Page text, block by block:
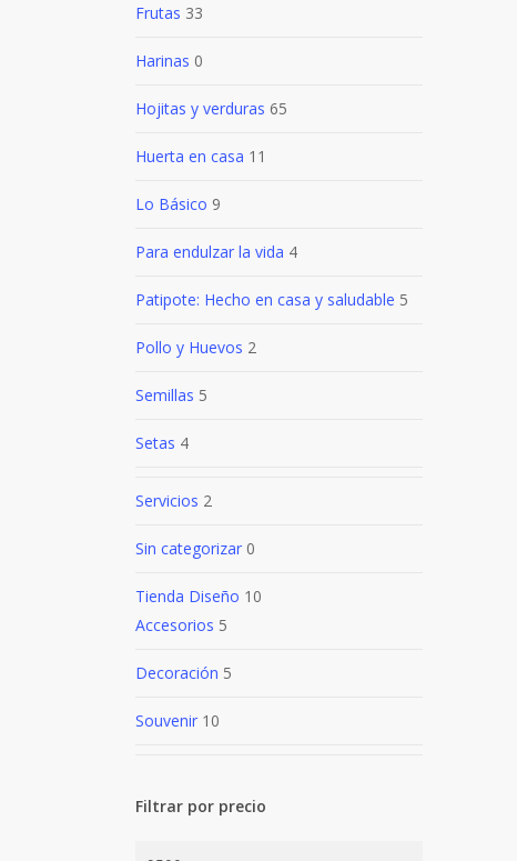
Frutas 33
Harinas 0
Hojitas y verduras 65
Huerta en casa 11
Lo Básico 9
Para endulzar la vida 4
Patipote: Hecho en casa y saludable 5
Pollo y Huevos 2
Semillas 5
Setas 4
Servicios 2
Sin categorizar 0
Tienda Diseño 10
Accesorios 5
Decoración 5
Souvenir 10
Filtrar por precio
Precio